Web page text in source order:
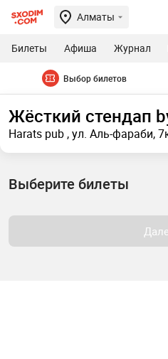
Алматы
Билеты Афиша Журнал
Выбор билетов
Жёсткий стендап
Harats pub , ул. Аль-фараби,
Выберите билеты